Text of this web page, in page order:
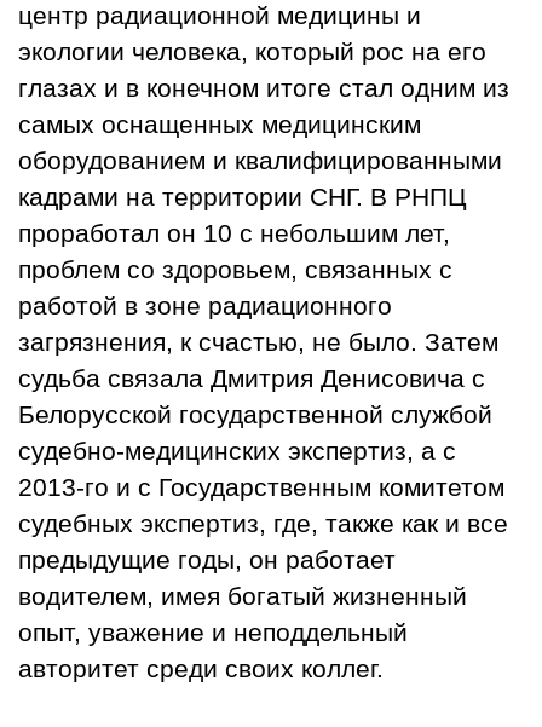
центр радиационной медицины и
экологии человека, который рос на его
глазах и в конечном итоге стал одним из
самых оснащенных медицинским
оборудованием и квалифицированными
кадрами на территории СНГ. В РНПЦ
проработал он 10 с небольшим лет,
проблем со здоровьем, связанных с
работой в зоне радиационного
загрязнения, к счастью, не было. Затем
судьба связала Дмитрия Денисовича с
Белорусской государственной службой
судебно-медицинских экспертиз, а с
2013-го и с Государственным комитетом
судебных экспертиз, где, также как и все
предыдущие годы, он работает
водителем, имея богатый жизненный
опыт, уважение и неподдельный
авторитет среди своих коллег.